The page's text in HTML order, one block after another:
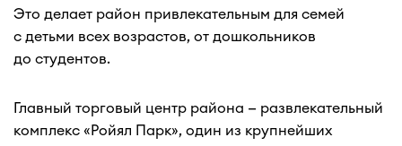
Это делает район привлекательным для семей
с детьми всех возрастов, от дошкольников
до студентов.
Главный торговый центр района — развлекательный
комплекс «Ройял Парк», один из крупнейших